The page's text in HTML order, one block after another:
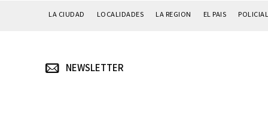
LA CIUDAD LOCALIDADES LA REGION EL PAIS
NEWSLETTER